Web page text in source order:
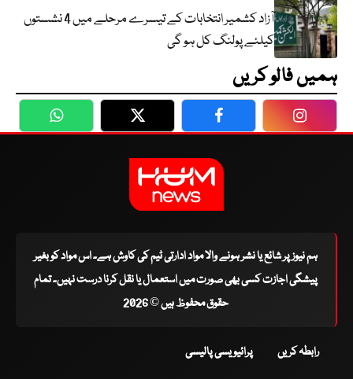
آزاد کشمیر انتخابات کے تیسرے مرحلے میں 4 نشستوں
کیلئے پولنگ کل ہو گی
ہمیں فالو کریں
WhatsApp Twitter Facebook
ہم نیوز پر شائع یا نشر ہونے والا مواد ادارتی ٹیم کی کاوش ہے۔ اس مواد کو بغیر
پیشگی اجازت کسی بھی صورت میں استعمال یا نقل کرنا درست نہیں۔ تمام
حقوق محفوظ ہیں © 2026
رابطہ کریں پرائیویسی پالیسی